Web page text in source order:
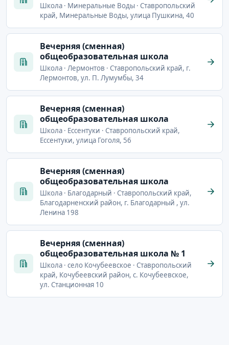
Школа · Минеральные Воды · Ставропольский
край, Минеральные Воды, улица Пушкина, 40
Вечерняя (сменная)
общеобразовательная школа
Школа · Лермонтов · Ставропольский край, г.
Лермонтов, ул. П. Лумумбы, 34
Вечерняя (сменная)
общеобразовательная школа
Школа · Ессентуки · Ставропольский край,
Ессентуки, улица Гоголя, 56
Вечерняя (сменная)
общеобразовательная школа
Школа · Благодарный · Ставропольский край,
Благодарненский район, г. Благодарный , ул.
Ленина 198
Вечерняя (сменная)
общеобразовательная школа № 1
Школа · село Кочубеевское · Ставропольский
край, Кочубеевский район, с. Кочубеевское,
ул. Станционная 10